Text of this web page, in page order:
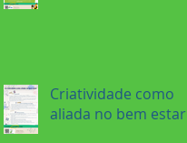
Criatividade como
aliada no bem estar